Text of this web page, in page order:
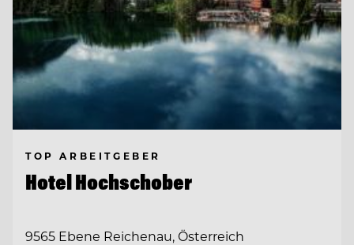
TOP ARBEITGEBER
Hotel Hochschober
9565 Ebene Reichenau, Österreich